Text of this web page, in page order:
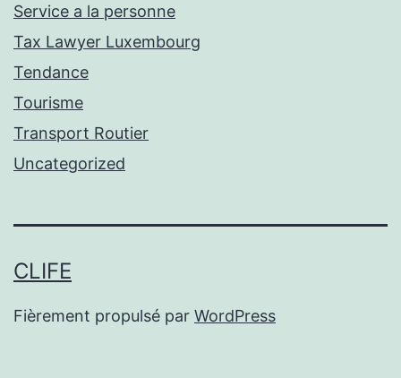
Service a la personne
Tax Lawyer Luxembourg
Tendance
Tourisme
Transport Routier
Uncategorized
CLIFE
Fièrement propulsé par WordPress